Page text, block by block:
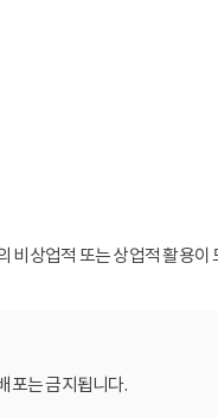
비상업적 또는 상업적 활용이
포는 금지됩니다.